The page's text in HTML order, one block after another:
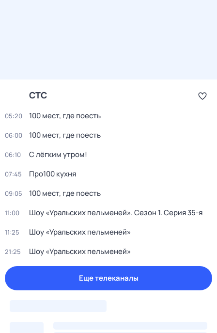
СТС
05:20 100 мест, где поесть
06:00 100 мест, где поесть
06:10 С лёгким утром!
07:45 Про100 кухня
09:05 100 мест, где поесть
11:00 Шоу «Уральских пельменей». Сезон 1. Серия 35-я
11:25 Шоу «Уральских пельменей»
21:25 Шоу «Уральских пельменей»
Еще телеканалы